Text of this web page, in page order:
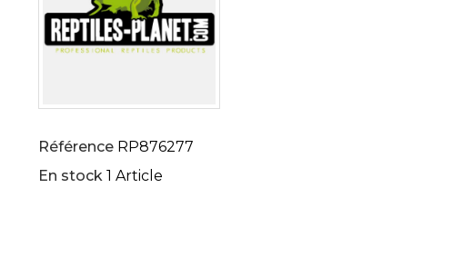
Référence RP876277
En stock 1 Article